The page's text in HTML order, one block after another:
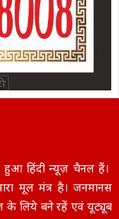
हुआ हिंदी न्यूज़ चैनल हैं।
मूल मंत्र है। जनमानस
के लिये बने रहें एवं यूट्यूब